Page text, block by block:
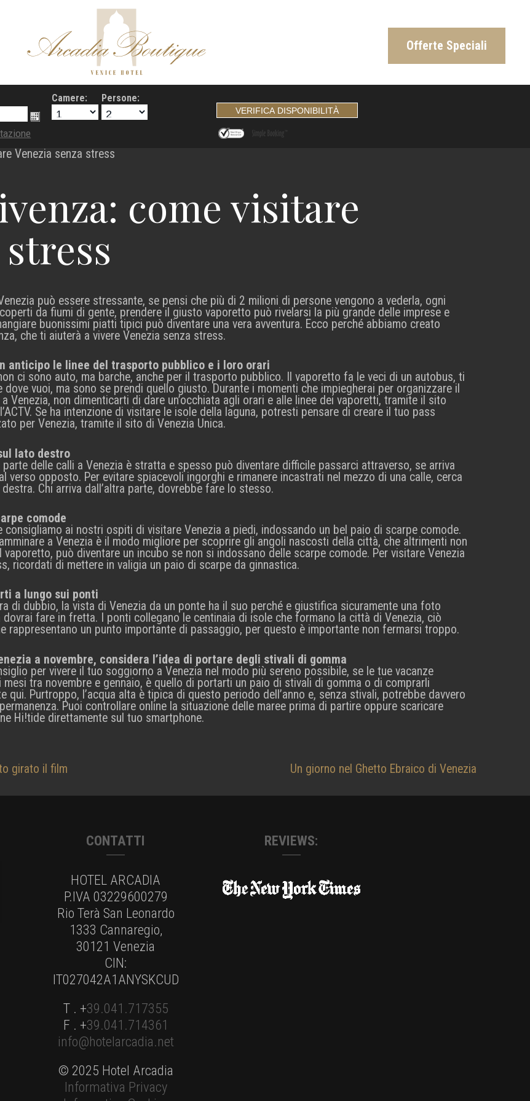
Offerte Speciali
Camere: Persone:
Venezia senza stress
come visitare
può essere stressante, se pensi che più di 2 milioni di persone vengono a vederla, ogni
da fiumi di gente, prendere il giusto vaporetto può rivelarsi la più grande delle imprese e
buonissimi piatti tipici può diventare una vera avventura. Ecco perché abbiamo creato
che ti aiuterà a vivere Venezia senza stress.
anticipo le linee del trasporto pubblico e i loro orari
ci sono auto, ma barche, anche per il trasporto pubblico. Il vaporetto fa le veci di un autobus, ti
dove vuoi, ma sono se prendi quello giusto. Durante i momenti che impiegherai per organizzare il
Venezia, non dimenticarti di dare un’occhiata agli orari e alle linee dei vaporetti, tramite il sito
Se ha intenzione di visitare le isole della laguna, potresti pensare di creare il tuo pass
per Venezia, tramite il sito di Venezia Unica.
lato destro
parte delle calli a Venezia è stratta e spesso può diventare difficile passarci attraverso, se arriva
verso opposto. Per evitare spiacevoli ingorghi e rimanere incastrati nel mezzo di una calle, cerca
Chi arriva dall’altra parte, dovrebbe fare lo stesso.
comode
consigliamo ai nostri ospiti di visitare Venezia a piedi, indossando un bel paio di scarpe comode.
a Venezia è il modo migliore per scoprire gli angoli nascosti della città, che altrimenti non
vaporetto, può diventare un incubo se non si indossano delle scarpe comode. Per visitare Venezia
ricordati di mettere in valigia un paio di scarpe da ginnastica.
a lungo sui ponti
di dubbio, la vista di Venezia da un ponte ha il suo perché e giustifica sicuramente una foto
dovrai fare in fretta. I ponti collegano le centinaia di isole che formano la città di Venezia, ciò
rappresentano un punto importante di passaggio, per questo è importante non fermarsi troppo.
a novembre, considera l’idea di portare degli stivali di gomma
per vivere il tuo soggiorno a Venezia nel modo più sereno possibile, se le tue vacanze
mesi tra novembre e gennaio, è quello di portarti un paio di stivali di gomma o di comprarli
qui. Purtroppo, l’acqua alta è tipica di questo periodo dell’anno e, senza stivali, potrebbe davvero
Puoi controllare online la situazione delle maree prima di partire oppure scaricare
Hi!tide direttamente sul tuo smartphone.
girato il film Un giorno nel Ghetto Ebraico di Venezia
CONTATTI
HOTEL ARCADIA
P.IVA 03229600279
Rio Terà San Leonardo
1333 Cannaregio,
30121 Venezia
CIN:
IT027042A1ANYSKCUD
T . +39.041.717355
F . +39.041.714361
info@hotelarcadia.net
© 2025 Hotel Arcadia
Informativa Privacy
REVIEWS: